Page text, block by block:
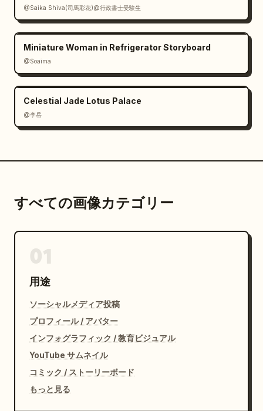
@Saika Shiva(司馬彩花)@行政書士受験生
Miniature Woman in Refrigerator Storyboard
@Soaima
Celestial Jade Lotus Palace
@李岳
すべての画像カテゴリー
用途
ソーシャルメディア投稿
プロフィール / アバター
インフォグラフィック / 教育ビジュアル
YouTube サムネイル
コミック / ストーリーボード
もっと見る